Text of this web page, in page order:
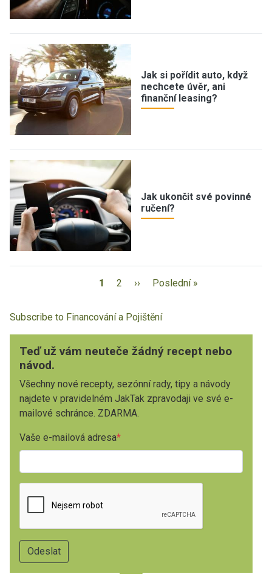
Jak si pořídit auto, když
nechcete úvěr, ani
finanční leasing?
Jak ukončit své povinné
ručení?
1 2 ›› Poslední »
Subscribe to Financování a Pojištění
Teď už vám neuteče žádný recept nebo
návod.
Všechny nové recepty, sezónní rady, tipy a návody
najdete v pravidelném JakTak zpravodaji ve své e-
mailové schránce. ZDARMA.
Vaše e-mailová adresa